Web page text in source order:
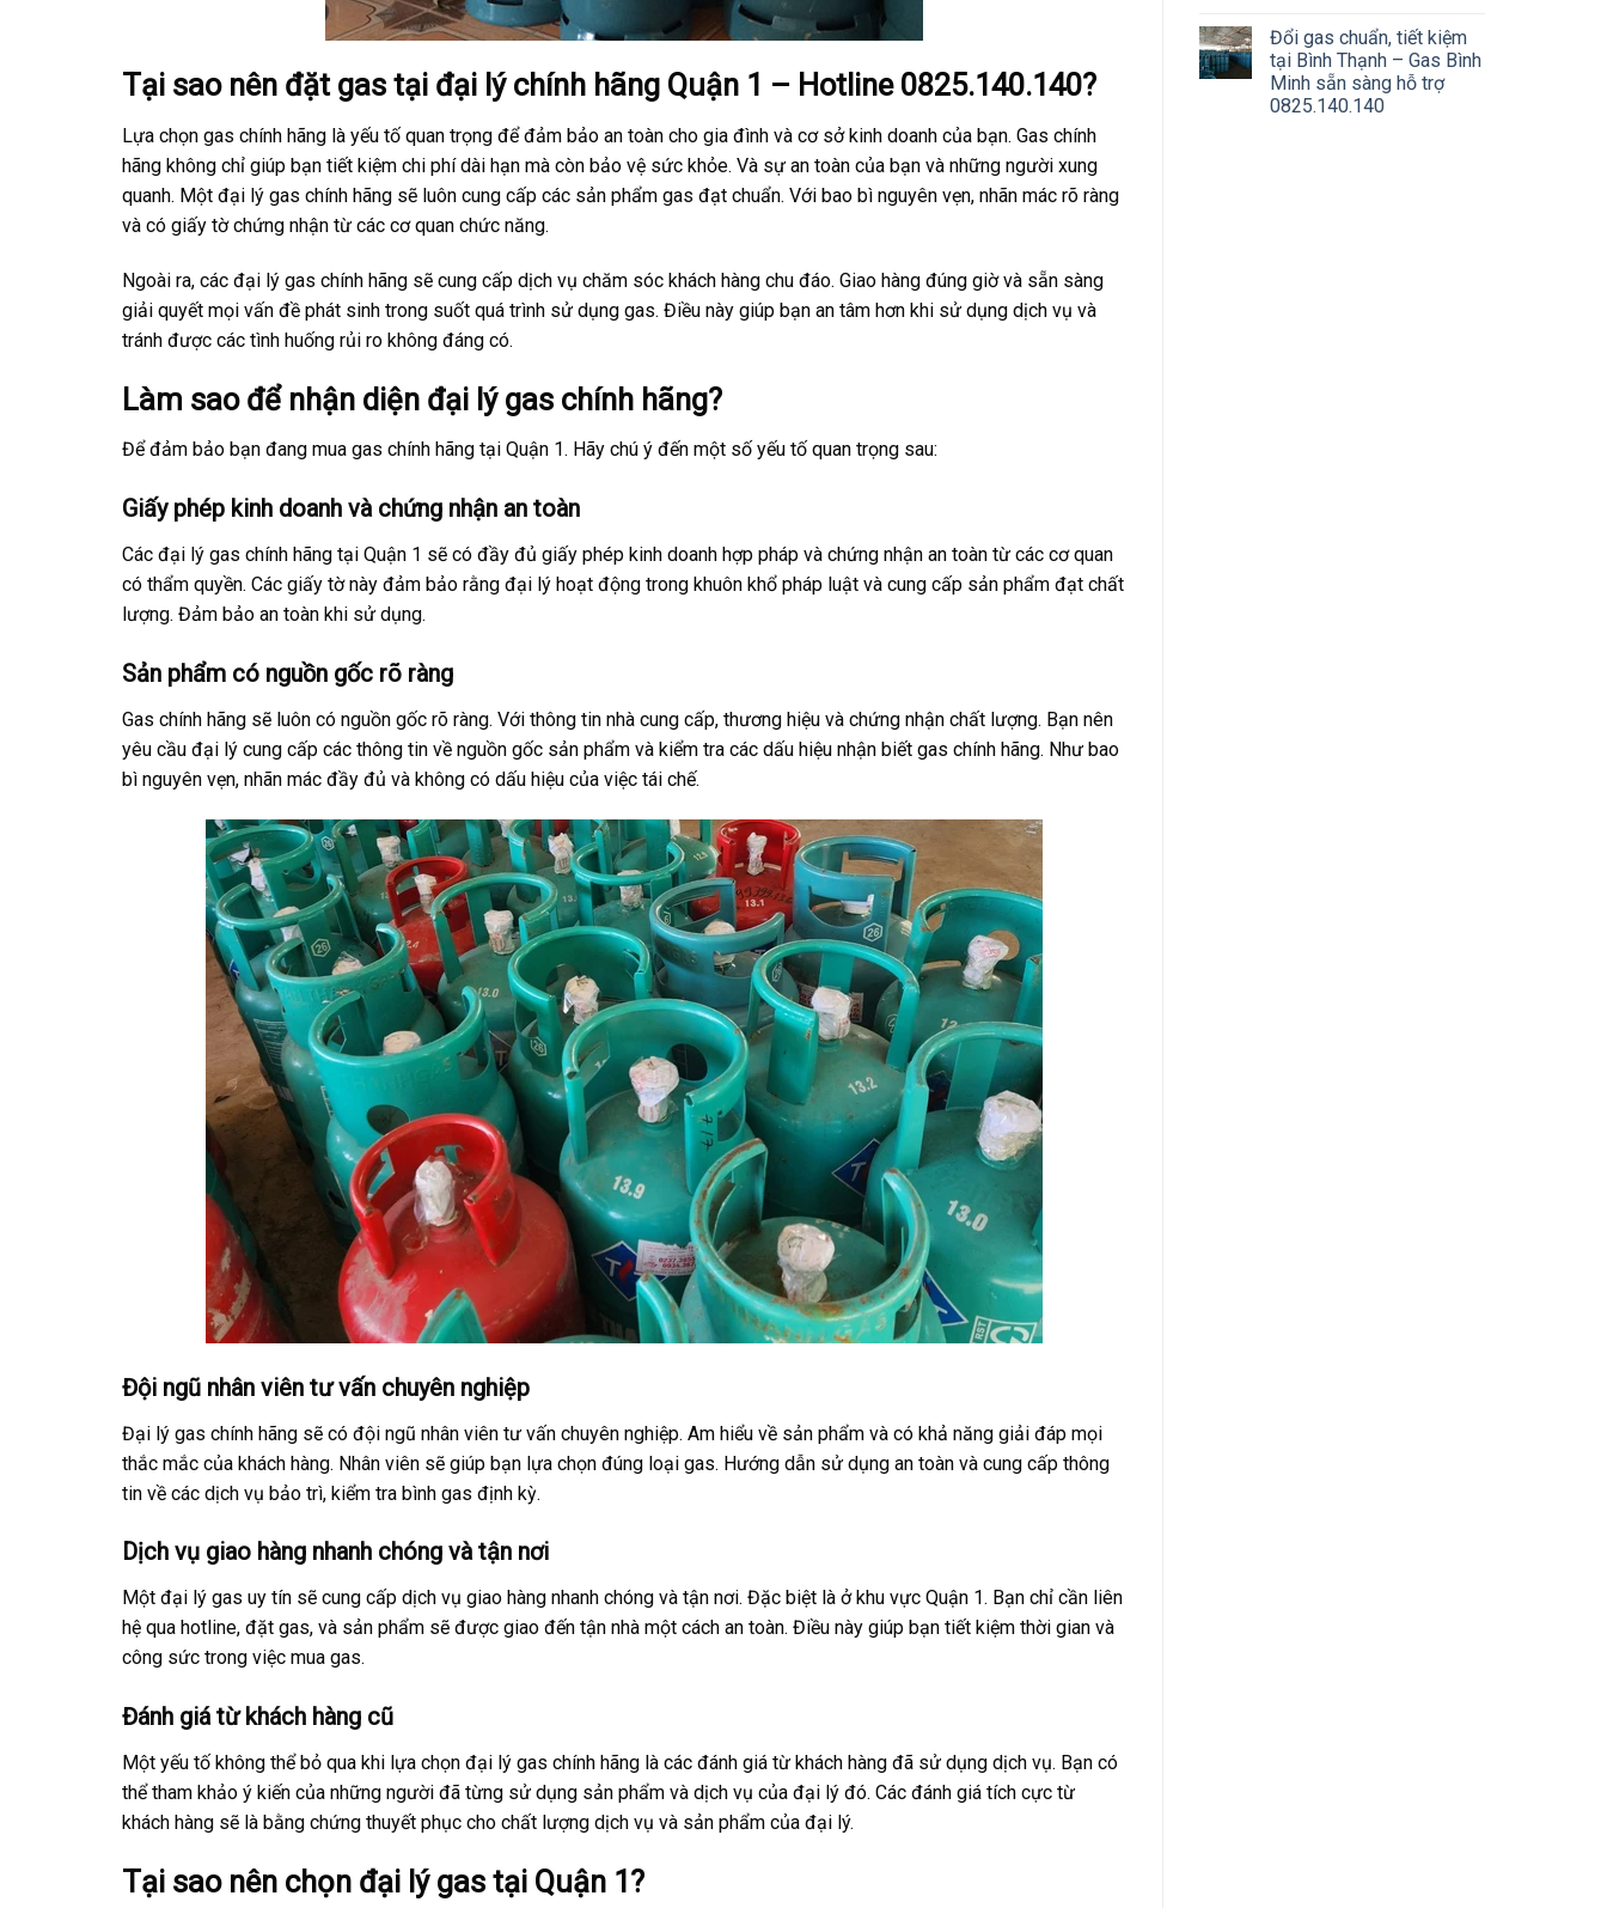
Tại sao nên đặt gas tại đại lý chính hãng Quận 1 – Hotline 0825.140.140?
Lựa chọn gas chính hãng là yếu tố quan trọng để đảm bảo an toàn cho gia đình và cơ sở kinh doanh của bạn. Gas chính
hãng không chỉ giúp bạn tiết kiệm chi phí dài hạn mà còn bảo vệ sức khỏe. Và sự an toàn của bạn và những người xung
quanh. Một đại lý gas chính hãng sẽ luôn cung cấp các sản phẩm gas đạt chuẩn. Với bao bì nguyên vẹn, nhãn mác rõ ràng
và có giấy tờ chứng nhận từ các cơ quan chức năng.
Ngoài ra, các đại lý gas chính hãng sẽ cung cấp dịch vụ chăm sóc khách hàng chu đáo. Giao hàng đúng giờ và sẵn sàng
giải quyết mọi vấn đề phát sinh trong suốt quá trình sử dụng gas. Điều này giúp bạn an tâm hơn khi sử dụng dịch vụ và
tránh được các tình huống rủi ro không đáng có.
Làm sao để nhận diện đại lý gas chính hãng?
Để đảm bảo bạn đang mua gas chính hãng tại Quận 1. Hãy chú ý đến một số yếu tố quan trọng sau:
Giấy phép kinh doanh và chứng nhận an toàn
Các đại lý gas chính hãng tại Quận 1 sẽ có đầy đủ giấy phép kinh doanh hợp pháp và chứng nhận an toàn từ các cơ quan
có thẩm quyền. Các giấy tờ này đảm bảo rằng đại lý hoạt động trong khuôn khổ pháp luật và cung cấp sản phẩm đạt chất
lượng. Đảm bảo an toàn khi sử dụng.
Sản phẩm có nguồn gốc rõ ràng
Gas chính hãng sẽ luôn có nguồn gốc rõ ràng. Với thông tin nhà cung cấp, thương hiệu và chứng nhận chất lượng. Bạn nên
yêu cầu đại lý cung cấp các thông tin về nguồn gốc sản phẩm và kiểm tra các dấu hiệu nhận biết gas chính hãng. Như bao
bì nguyên vẹn, nhãn mác đầy đủ và không có dấu hiệu của việc tái chế.
Đội ngũ nhân viên tư vấn chuyên nghiệp
Đại lý gas chính hãng sẽ có đội ngũ nhân viên tư vấn chuyên nghiệp. Am hiểu về sản phẩm và có khả năng giải đáp mọi
thắc mắc của khách hàng. Nhân viên sẽ giúp bạn lựa chọn đúng loại gas. Hướng dẫn sử dụng an toàn và cung cấp thông
tin về các dịch vụ bảo trì, kiểm tra bình gas định kỳ.
Dịch vụ giao hàng nhanh chóng và tận nơi
Một đại lý gas uy tín sẽ cung cấp dịch vụ giao hàng nhanh chóng và tận nơi. Đặc biệt là ở khu vực Quận 1. Bạn chỉ cần liên
hệ qua hotline, đặt gas, và sản phẩm sẽ được giao đến tận nhà một cách an toàn. Điều này giúp bạn tiết kiệm thời gian và
công sức trong việc mua gas.
Đánh giá từ khách hàng cũ
Một yếu tố không thể bỏ qua khi lựa chọn đại lý gas chính hãng là các đánh giá từ khách hàng đã sử dụng dịch vụ. Bạn có
thể tham khảo ý kiến của những người đã từng sử dụng sản phẩm và dịch vụ của đại lý đó. Các đánh giá tích cực từ
khách hàng sẽ là bằng chứng thuyết phục cho chất lượng dịch vụ và sản phẩm của đại lý.
Tại sao nên chọn đại lý gas tại Quận 1?
Đổi gas chuẩn, tiết kiệm
tại Bình Thạnh – Gas Bình
Minh sẵn sàng hỗ trợ
0825.140.140